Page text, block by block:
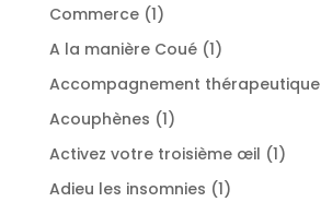
Commerce 11
produit
A la manière Coué 11
produit
Accompagnement thérapeutique
Acouphènes 11
produit
Activez votre troisième œil 11
Adieu les insomnies 11